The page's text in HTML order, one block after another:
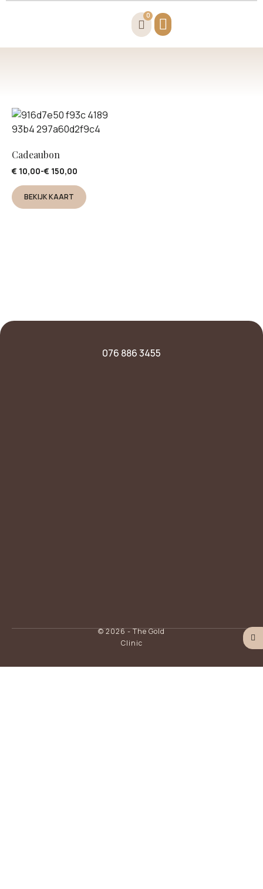
0
Cadeaubon
€ 10,00-€ 150,00
BEKIJK KAART
076 886 3455
© 2026 - The Gold
Clinic